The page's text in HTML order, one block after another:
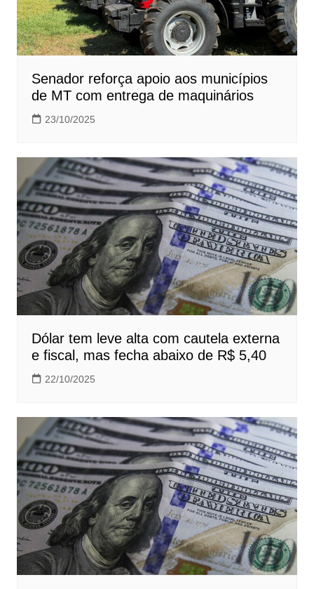
Senador reforça apoio aos municípios
de MT com entrega de maquinários
23/10/2025
Dólar tem leve alta com cautela externa
e fiscal, mas fecha abaixo de R$ 5,40
22/10/2025